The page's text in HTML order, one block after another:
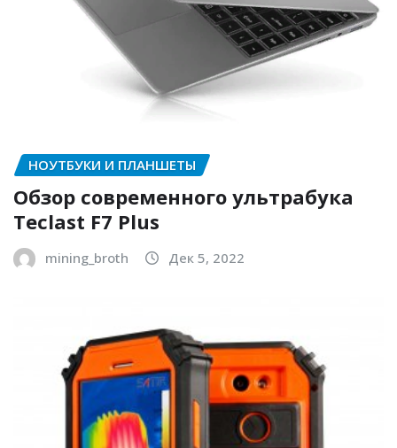
НОУТБУКИ И ПЛАНШЕТЫ
Обзор современного ультрабука
Teclast F7 Plus
mining_broth Дек 5, 2022